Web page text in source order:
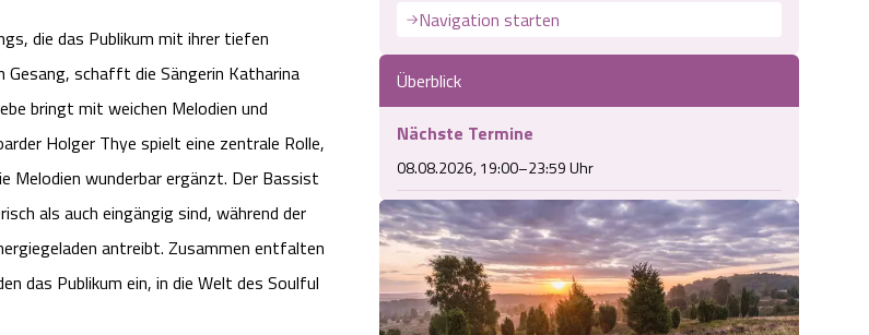
die das Publikum mit ihrer tiefen
schafft die Sängerin Katharina
bringt mit weichen Melodien und
Holger Thye spielt eine zentrale Rolle,
Melodien wunderbar ergänzt. Der Bassist
als auch eingängig sind, während der
antreibt. Zusammen entfalten
das Publikum ein, in die Welt des Soulful
Navigation starten
Überblick
Nächste Termine
08.08.2026, 19:00–23:59 Uhr